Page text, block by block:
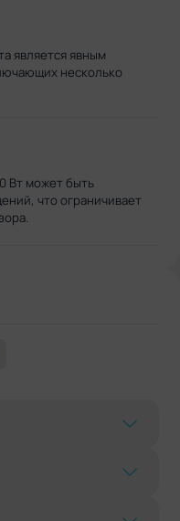
является явным
несколько
Вт может быть
что ограничивает